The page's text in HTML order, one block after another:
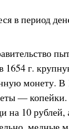
в период
1654 г.
монету. В
—
на 10